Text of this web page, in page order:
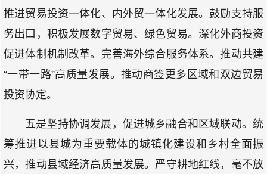
推进贸易投资一体化、内外贸一体化发展。鼓励支持服
务出口，积极发展数字贸易、绿色贸易。深化外商投资
促进体制机制改革。完善海外综合服务体系。推动共建
“一带一路”高质量发展。推动商签更多区域和双边贸易
投资协定。
五是坚持协调发展，促进城乡融合和区域联动。统
筹推进以县城为重要载体的城镇化建设和乡村全面振
兴，推动县域经济高质量发展。严守耕地红线，毫不放